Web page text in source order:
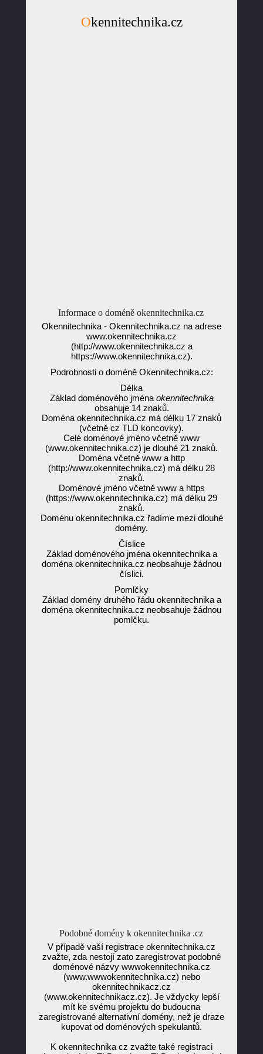
Okennitechnika.cz
Informace o doméně okennitechnika.cz
Okennitechnika - Okennitechnika.cz na adrese
www.okennitechnika.cz
(http://www.okennitechnika.cz a
https://www.okennitechnika.cz).
Podrobnosti o doméně Okennitechnika.cz:
Délka
Základ doménového jména okennitechnika
obsahuje 14 znaků.
Doména okennitechnika.cz má délku 17 znaků
(včetně cz TLD koncovky).
Celé doménové jméno včetně www
(www.okennitechnika.cz) je dlouhé 21 znaků.
Doména včetně www a http
(http://www.okennitechnika.cz) má délku 28
znaků.
Doménové jméno včetně www a https
(https://www.okennitechnika.cz) má délku 29
znaků.
Doménu okennitechnika.cz řadíme mezi dlouhé
domény.
Číslice
Základ doménového jména okennitechnika a
doména okennitechnika.cz neobsahuje žádnou
číslici.
Pomlčky
Základ domény druhého řádu okennitechnika a
doména okennitechnika.cz neobsahuje žádnou
pomlčku.
Podobné domény k okennitechnika .cz
V případě vaší registrace okennitechnika.cz
zvažte, zda nestojí zato zaregistrovat podobné
doménové názvy wwwokennitechnika.cz
(www.wwwokennitechnika.cz) nebo
okennitechnikacz.cz
(www.okennitechnikacz.cz). Je vždycky lepší
mít ke svému projektu do budoucna
zaregistrované alternativní domény, než je draze
kupovat od doménových spekulantů.
K okennitechnika cz zvažte také registraci